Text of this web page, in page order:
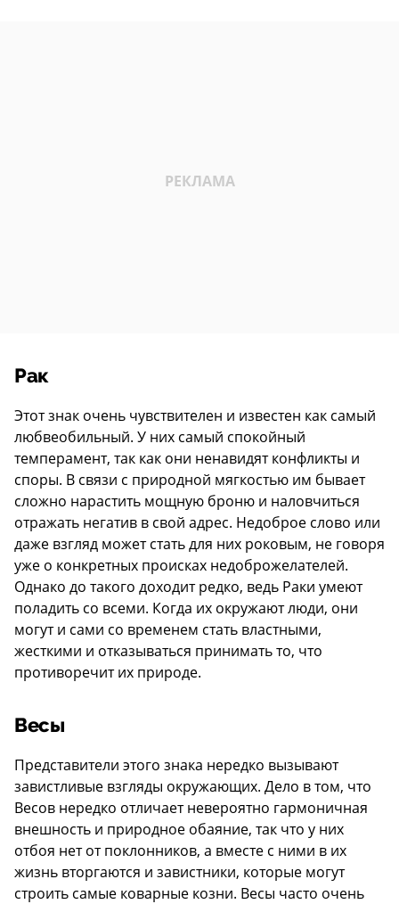
Рак
Этот знак очень чувствителен и известен как самый
любвеобильный. У них самый спокойный
темперамент, так как они ненавидят конфликты и
споры. В связи с природной мягкостью им бывает
сложно нарастить мощную броню и наловчиться
отражать негатив в свой адрес. Недоброе слово или
даже взгляд может стать для них роковым, не говоря
уже о конкретных происках недоброжелателей.
Однако до такого доходит редко, ведь Раки умеют
поладить со всеми. Когда их окружают люди, они
могут и сами со временем стать властными,
жесткими и отказываться принимать то, что
противоречит их природе.
Весы
Представители этого знака нередко вызывают
завистливые взгляды окружающих. Дело в том, что
Весов нередко отличает невероятно гармоничная
внешность и природное обаяние, так что у них
отбоя нет от поклонников, а вместе с ними в их
жизнь вторгаются и завистники, которые могут
строить самые коварные козни. Весы часто очень